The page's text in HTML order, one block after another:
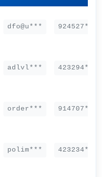
dfo@u*** 924527***
adlvl*** 423294***
order*** 914707***
polim*** 423234***